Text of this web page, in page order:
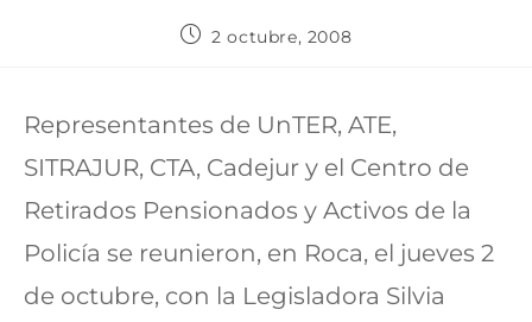
2 octubre, 2008
Representantes de UnTER, ATE,
SITRAJUR, CTA, Cadejur y el Centro de
Retirados Pensionados y Activos de la
Policía se reunieron, en Roca, el jueves 2
de octubre, con la Legisladora Silvia